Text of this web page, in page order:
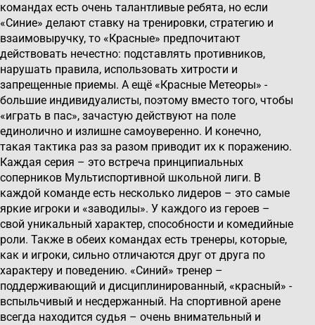
командах есть очень талантливые ребята, но если
«Синие» делают ставку на тренировки, стратегию и
взаимовыручку, то «Красные» предпочитают
действовать нечестно: подставлять противников,
нарушать правила, использовать хитрости и
запрещенные приемы. А ещё «Красные Метеоры» -
большие индивидуалисты, поэтому вместо того, чтобы
«играть в пас», зачастую действуют на поле
единолично и излишне самоуверенно. И конечно,
такая тактика раз за разом приводит их к поражению.
Каждая серия – это встреча принципиальных
соперников Мультиспортивной школьной лиги. В
каждой команде есть несколько лидеров – это самые
яркие игроки и «заводилы». У каждого из героев –
свой уникальный характер, способности и комедийные
роли. Также в обеих командах есть тренеры, которые,
как и игроки, сильно отличаются друг от друга по
характеру и поведению. «Синий» тренер –
поддерживающий и дисциплинированный, «красный» -
вспыльчивый и несдержанный. На спортивной арене
всегда находится судья – очень внимательный и